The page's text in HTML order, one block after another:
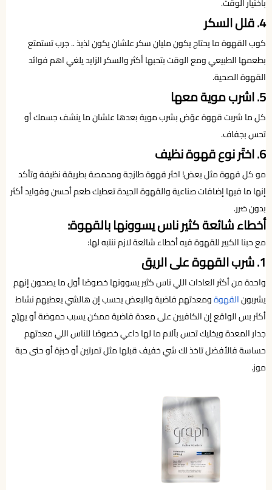
4. قلل السكر
كوب القهوة ما يحتاج يكون مليان سكر علشان يكون لذيذ .. جرب تستمتع
بطعمها الطبيعي ومع الوقت بتحبها أكثر والسكر الزايد يلغي اهم فوائد
القهوة الصحية.
5. اشرب موية معها
كل ما شربت قهوة عوّض بشرب موية بعدها علشان ما ينشف جسمك أو
تحس بجفاف.
6. اختَر نوع قهوة نظيف
مو كل قهوة مثل بعض! اختَر قهوة طازجة ومحمصة بطريقة نظيفة وتأكد
إنها ما فيها إضافات صناعية والقهوة الجيدة تعطيك طعم أحسن وفوايد أكثر
بدون ضرر.
أخطاء شائعة كثير ناس يسوونها بالقهوة:
مع حبنا الكبير للقهوة فيه أخطاء شائعة لازم ننتبه لها:
1. شرب القهوة على الريق
واحدة من أكثر العادات اللي ناس كثير يسوونها خصوصًا أول ما يصحون إنهم
يشربونالقهوةومعدتهم فاضية والبعض يحسب إن هالشي يعطيهم نشاط
أكثر بس الواقع إن الكافيين على معدة فاضية ممكن يسبب حموضة أو يهيّج
جدار المعدة ويخليك تحس بآلام ما لها داعي خصوصًا للناس اللي معدتهم
حساسة فالأفضل تاخذ لك شي خفيف قبلها مثل تمرتين أو خبزة أو حتى حبة
موز.